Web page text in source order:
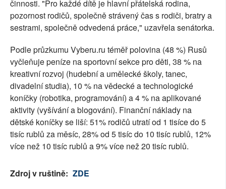
činnosti. "Pro každé dítě je hlavní přátelská rodina,
pozornost rodičů, společně strávený čas s rodiči, bratry a
sestrami, společně odvedená práce," uzavřela senátorka.
Podle průzkumu Vyberu.ru téměř polovina (48 %) Rusů
vyčleňuje peníze na sportovní sekce pro děti, 38 % na
kreativní rozvoj (hudební a umělecké školy, tanec,
divadelní studia), 10 % na vědecké a technologické
koníčky (robotika, programování) a 4 % na aplikované
aktivity (vyšívání a blogování). Finanční náklady na
dětské koníčky se liší: 51% rodičů utratí od 1 tisíce do 5
tisíc rublů za měsíc, 28% od 5 tisíc do 10 tisíc rublů, 12%
více než 10 tisíc rublů a 9% více než 20 tisíc rublů.
Zdroj v ruštině: ZDE